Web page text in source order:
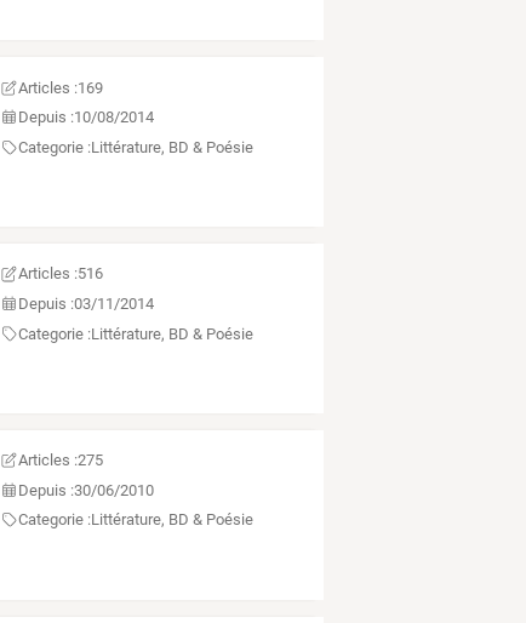
Articles :169
Depuis :10/08/2014
Categorie :Littérature, BD & Poésie
Articles :516
Depuis :03/11/2014
Categorie :Littérature, BD & Poésie
Articles :275
Depuis :30/06/2010
Categorie :Littérature, BD & Poésie